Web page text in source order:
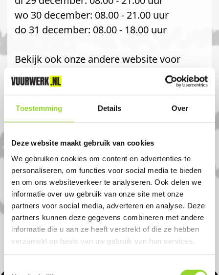
Toestemming Details Over
Deze website maakt gebruik van cookies
We gebruiken cookies om content en advertenties te
personaliseren, om functies voor social media te bieden
en om ons websiteverkeer te analyseren. Ook delen we
informatie over uw gebruik van onze site met onze
partners voor social media, adverteren en analyse. Deze
partners kunnen deze gegevens combineren met andere
informatie die u aan ze heeft verstrekt of die ze hebben
verzameld op basis van uw gebruik van hun services.
wo 30 december: 08.00 - 21.00 uur
do 31 december: 08.00 - 18.00 uur
Bekijk ook onze andere website voor
meer artikelen:
karweibodegraven.magnumvuurwerk.nl
Komt u uit Reeuwijk?
Koop uw vuurwerk dan bij KARWEI
Bodegraven in Bodegraven. U bent van
harte welkom! U bent uiteraard ook
welkom als u uit Driebruggen, Zegveld of
Boskoop komt.